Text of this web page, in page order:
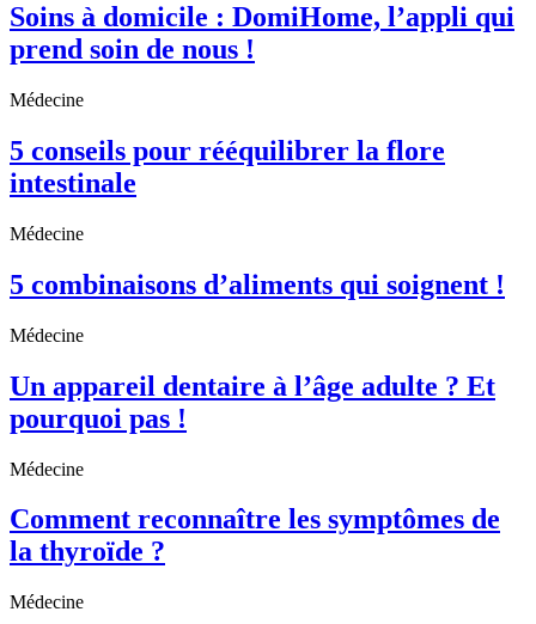
Soins à domicile : DomiHome, l’appli qui
prend soin de nous !
Médecine
5 conseils pour rééquilibrer la flore
intestinale
Médecine
5 combinaisons d’aliments qui soignent !
Médecine
Un appareil dentaire à l’âge adulte ? Et
pourquoi pas !
Médecine
Comment reconnaître les symptômes de
la thyroïde ?
Médecine